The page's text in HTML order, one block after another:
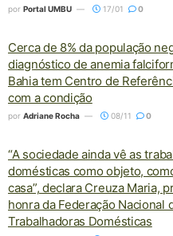
por Portal UMBU 17/01 0
Cerca de 8% da população
diagnóstico de anemia
Bahia tem Centro de
com a condição
por Adriane Rocha 08/11 0
“A sociedade ainda vê as
domésticas como objeto,
casa”, declara Creuza Maria,
honra da Federação Nacional
Trabalhadoras Domésticas